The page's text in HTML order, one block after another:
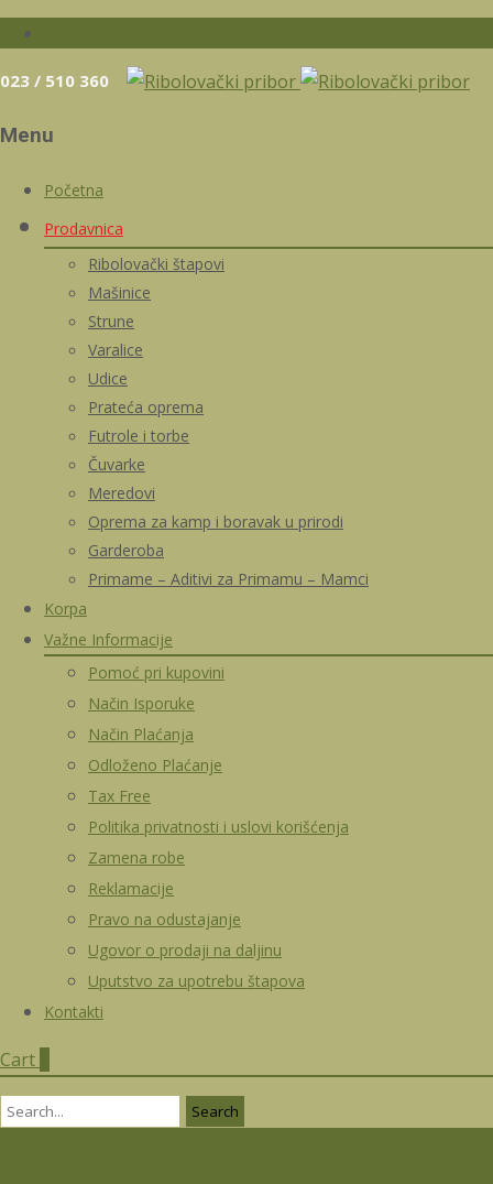
023 / 510 360
Menu
Skip
content
Početna
Prodavnica
Ribolovački štapovi
Mašinice
Strune
Varalice
Udice
Prateća oprema
Futrole i torbe
Čuvarke
Meredovi
Oprema za kamp i boravak u prirodi
Garderoba
Primame – Aditivi za Primamu – Mamci
Korpa
Važne Informacije
Pomoć pri kupovini
Način Isporuke
Način Plaćanja
Odloženo Plaćanje
Tax Free
Politika privatnosti i uslovi korišćenja
Zamena robe
Reklamacije
Pravo na odustajanje
Ugovor o prodaji na daljinu
Uputstvo za upotrebu štapova
Kontakti
Cart
Search